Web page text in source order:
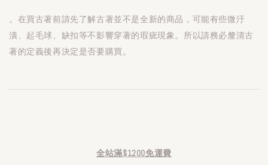
。在買古著前請先了解古著並不是全新的商品，可能有些微汙
漬、起毛球、缺扣等不影響穿著的瑕疵現象。所以請務必釐清古
著的定義後再決定是否要購買。
全站滿$1200免運費